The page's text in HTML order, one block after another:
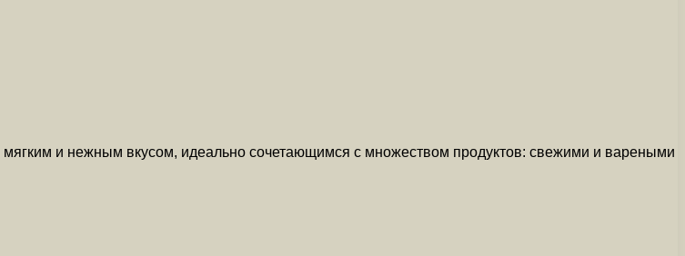
и нежным вкусом, идеально сочетающимся с множеством продуктов: свежими и вареными